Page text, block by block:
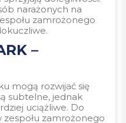
narażonych na
zamrożonego
–
mogą rozwijać się
subtelne, jednak
uciążliwe. Do
zamrożonego